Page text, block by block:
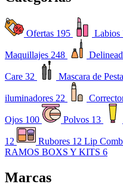
Ofertas 195 Labios
Maquillajes 248
Care 32 Mascara de
iluminadores 22
Ojos 100 Polvos 13
12 Rubores 12 Lip
RAMOS BOXS Y KITS 6
Marcas